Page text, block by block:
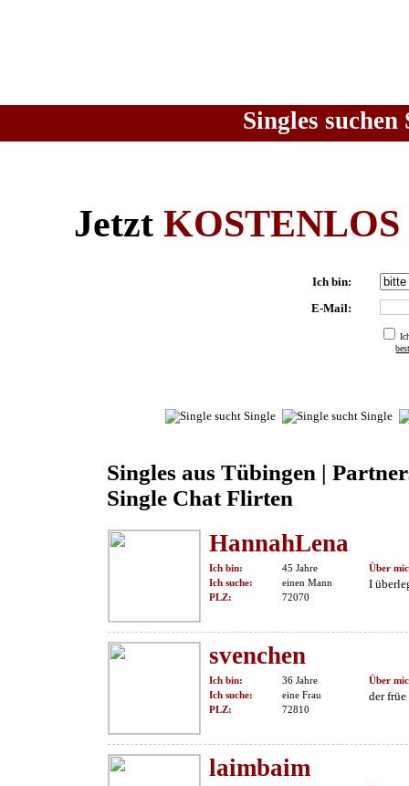
Singles
Jetzt KOSTENLOS
Ich bin:
E-Mail:
Singles aus Tübingen |
Single Chat Flirten
HannahLena
Ich bin:
45 Jahre
Ich suche:
einen Mann
PLZ:
72070
Über
I
svenchen
Ich bin:
36 Jahre
Ich suche:
eine Frau
PLZ:
72810
Über
der
laimbaim